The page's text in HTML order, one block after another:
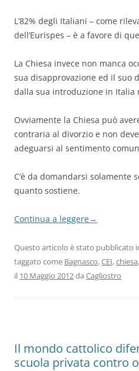
L’82% degli Italiani – come
dell’Eurispes – è a favore di
La Chiesa invece non manca
sua disapprovazione ed il suo
dalla sua introduzione in Italia
Ovviamente la Chiesa può
contraria al divorzio e non
adeguarsi al sentimento
C’è da domandarsi solamente
quanto sostiene.
Continua a leggere→
Questo articolo è stato pubblicato
taggato come Bagnasco,CEI,chiesa,
il 10 Maggio 2012da Cagliostro
Il mondo cattolico
scuola privata contro